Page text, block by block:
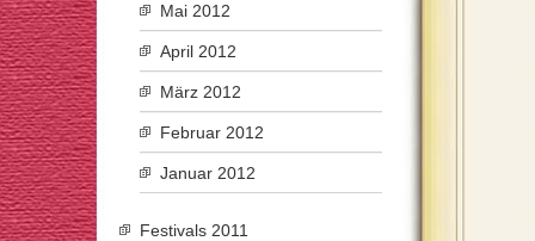
Mai 2012
April 2012
März 2012
Februar 2012
Januar 2012
Festivals 2011